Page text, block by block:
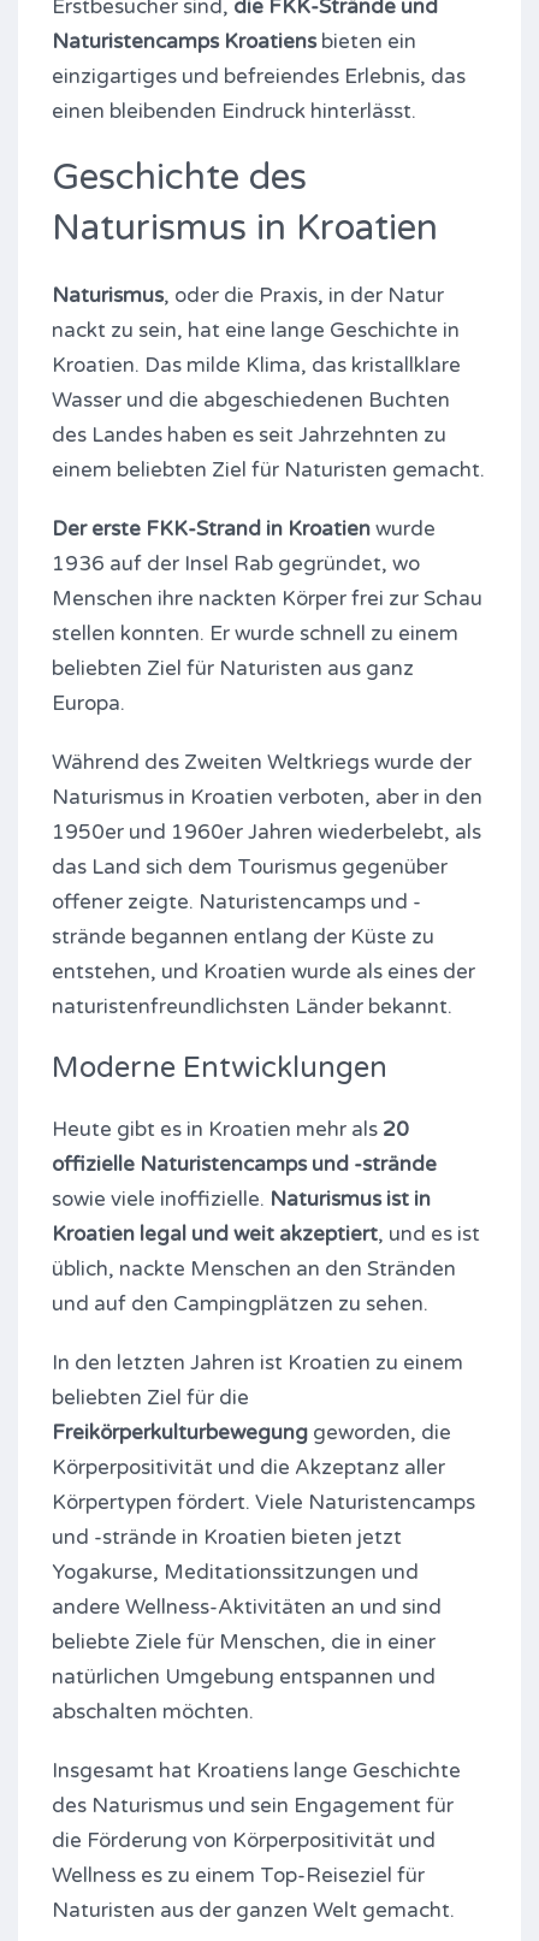
Erstbesucher sind, die FKK-Strände und
Naturistencamps Kroatiensbieten ein
einzigartiges und befreiendes Erlebnis, das
einen bleibenden Eindruck hinterlässt.
Geschichte des
Naturismus in Kroatien
Naturismus, oder die Praxis, in der Natur
nackt zu sein, hat eine lange Geschichte in
Kroatien. Das milde Klima, das kristallklare
Wasser und die abgeschiedenen Buchten
des Landes haben es seit Jahrzehnten zu
einem beliebten Ziel für Naturisten gemacht.
Der erste FKK-Strand in Kroatienwurde
1936 auf der Insel Rab gegründet, wo
Menschen ihre nackten Körper frei zur Schau
stellen konnten. Er wurde schnell zu einem
beliebten Ziel für Naturisten aus ganz
Europa.
Während des Zweiten Weltkriegs wurde der
Naturismus in Kroatien verboten, aber in den
1950er und 1960er Jahren wiederbelebt, als
das Land sich dem Tourismus gegenüber
offener zeigte. Naturistencamps und -
strände begannen entlang der Küste zu
entstehen, und Kroatien wurde als eines der
naturistenfreundlichsten Länder bekannt.
Moderne Entwicklungen
Heute gibt es in Kroatien mehr als 20
offizielle Naturistencamps und -strände
sowie viele inoffizielle. Naturismus ist in
Kroatien legal und weit akzeptiert, und es ist
üblich, nackte Menschen an den Stränden
und auf den Campingplätzen zu sehen.
In den letzten Jahren ist Kroatien zu einem
beliebten Ziel für die
Freikörperkulturbewegung geworden, die
Körperpositivität und die Akzeptanz aller
Körpertypen fördert. Viele Naturistencamps
und -strände in Kroatien bieten jetzt
Yogakurse, Meditationssitzungen und
andere Wellness-Aktivitäten an und sind
beliebte Ziele für Menschen, die in einer
natürlichen Umgebung entspannen und
abschalten möchten.
Insgesamt hat Kroatiens lange Geschichte
des Naturismus und sein Engagement für
die Förderung von Körperpositivität und
Wellness es zu einem Top-Reiseziel für
Naturisten aus der ganzen Welt gemacht.